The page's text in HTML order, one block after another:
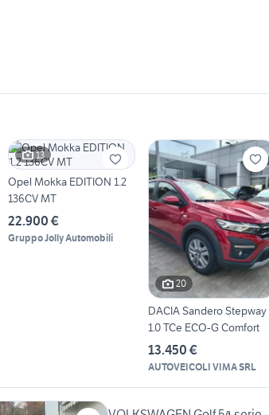
13
Opel Mokka EDITION 1.2
136CV MT
22.900 €
Gruppo Jolly Automobili
20
DACIA Sandero Stepway
1.0 TCe ECO-G Comfort
13.450 €
AUTOVEICOLI VIMA SRL